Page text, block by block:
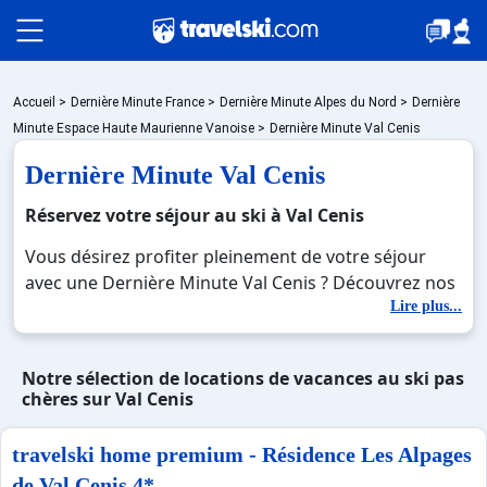
Packages
Stations
Hébergements
Bons plans
Accueil > Dernière Minute France > Dernière Minute Alpes du Nord > Dernière
Minute Espace Haute Maurienne Vanoise > Dernière Minute Val Cenis
Dernière Minute Val Cenis
Réservez votre séjour au ski à Val Cenis
Vous désirez profiter pleinement de votre séjour
avec une Dernière Minute Val Cenis ? Découvrez nos
offres de Dernière Minute Val Cenis pour skier sans
limite à noel, jour de l'an, février. Fermez les yeux et
Cenis, une station réputée et moderne où vous
pourrez mêler les plaisirs de la glisse sur les pistes
beauté des paysages montagnards. Pour un week-
Lire plus...
Notre sélection de locations de vacances au ski pas
chères sur Val Cenis
travelski home premium - Résidence Les Alpages